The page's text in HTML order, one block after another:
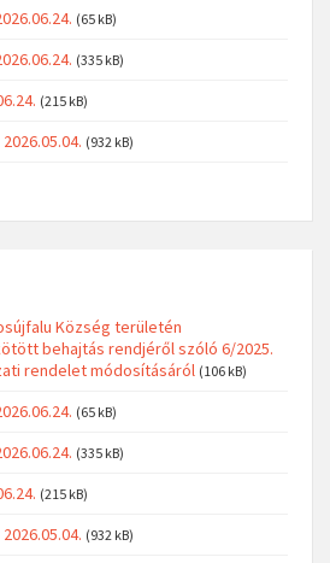
(65 kB)
(335 kB)
(215 kB)
(932 kB)
Község területén
behajtás rendjéről szóló 6/2025.
rendelet módosításáról (106 kB)
(65 kB)
(335 kB)
(215 kB)
(932 kB)